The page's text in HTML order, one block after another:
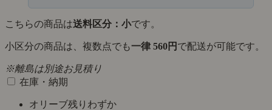
こちらの商品は送料区分：小です。
小区分の商品は、複数点でも一律 560円 で配送が可能です。
※離島は別途お見積り
在庫・納期
オリーブ残りわずか